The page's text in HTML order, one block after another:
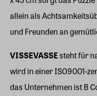
allein als
und Freunden an
VISSEVASSEsteht für
wird in einer ISO9001-
das Unternehmen ist B